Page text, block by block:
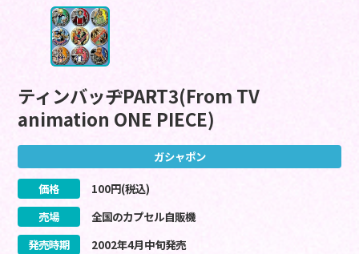
ティンバッヂPART3(From TV
animation ONE PIECE)
ガシャポン
価格 100円(税込)
売場
全国のカプセル自販機
発売時期
2002年4月中旬発売